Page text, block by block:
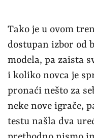
Tako je u ovom
dostupan izbor od
modela, pa zaista
i koliko novca je
pronaći nešto za
neke nove igrače,
testu našla dva